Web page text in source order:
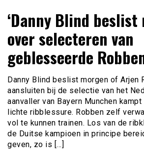
Online Bingo RSS
verzameld
‘Danny Blind beslist
over selecteren van
geblesseerde
Danny Blind beslist morgen of Arjen
aansluiten bij de selectie van het
aanvaller van Bayern Munchen
lichte ribblessure. Robben zelf
vol te kunnen trainen. Los van de
de Duitse kampioen in principe
geven, zo is […]